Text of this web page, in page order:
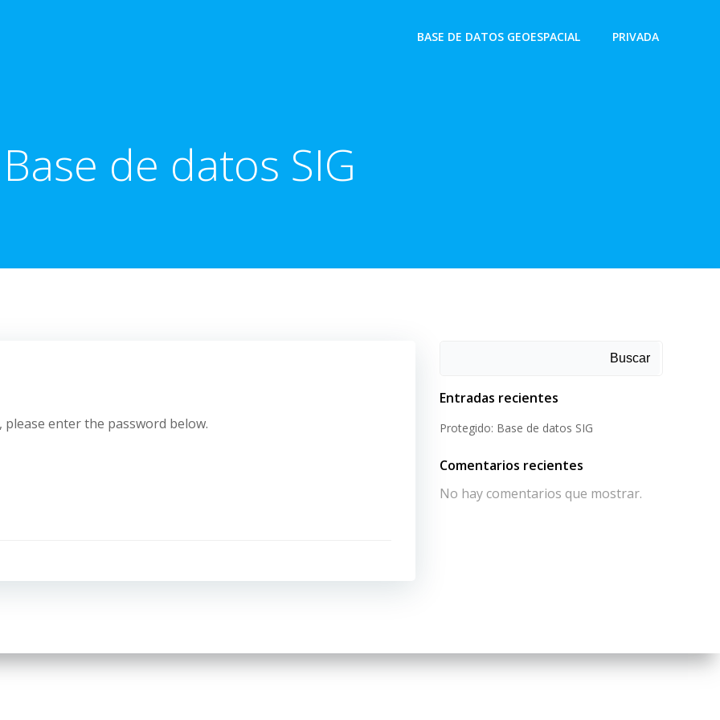
BASE DE DATOS GEOESPACIAL PRIVADA
Base de datos SIG
enter the password below.
Buscar
Entradas recientes
Protegido: Base de datos SIG
Comentarios recientes
No hay comentarios que mostrar.